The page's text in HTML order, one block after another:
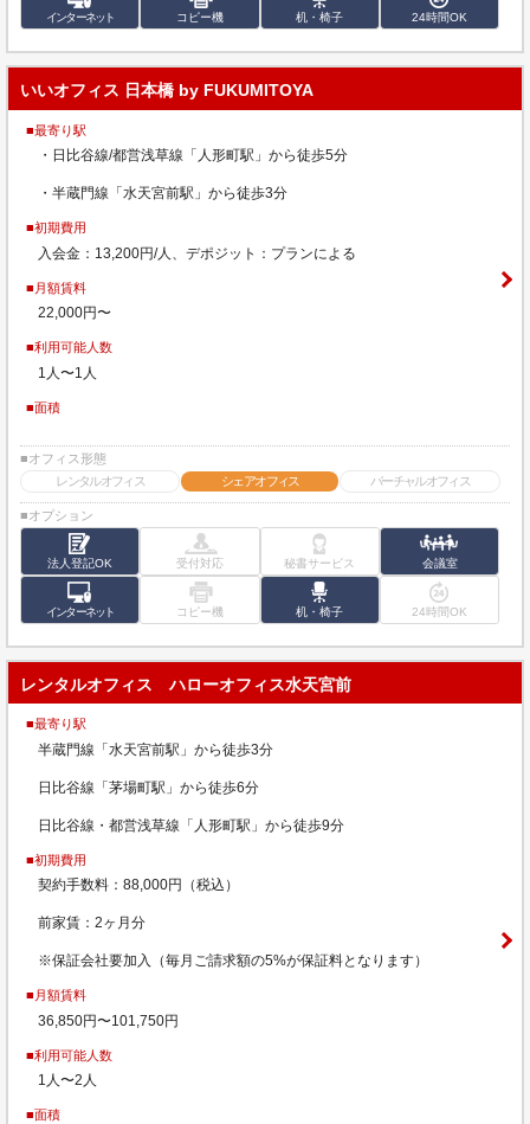
インターネット コピー機 机・椅子 24時間OK
いいオフィス 日本橋 by FUKUMITOYA
■最寄り駅
・日比谷線/都営浅草線「人形町駅」から徒歩5分
・半蔵門線「水天宮前駅」から徒歩3分
■初期費用
入会金：13,200円/人、デポジット：プランによる
■月額賃料
22,000円〜
■利用可能人数
1人〜1人
■面積
■オフィス形態
レンタルオフィス
シェアオフィス バーチャルオフィス
■オプション
法人登記OK 受付対応 秘書サービス 会議室
インターネット コピー機 机・椅子 24時間OK
レンタルオフィス ハローオフィス水天宮前
■最寄り駅
半蔵門線「水天宮前駅」から徒歩3分
日比谷線「茅場町駅」から徒歩6分
日比谷線・都営浅草線「人形町駅」から徒歩9分
■初期費用
契約手数料：88,000円（税込）
前家賃：2ヶ月分
※保証会社要加入（毎月ご請求額の5%が保証料となります）
■月額賃料
36,850円〜101,750円
■利用可能人数
1人〜2人
■面積